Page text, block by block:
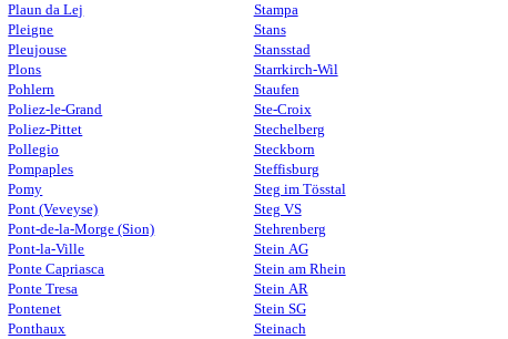
Plaun da Lej
Pleigne
Pleujouse
Plons
Pohlern
Poliez-le-Grand
Poliez-Pittet
Pollegio
Pompaples
Pomy
Pont (Veveyse)
Pont-de-la-Morge (Sion)
Pont-la-Ville
Ponte Capriasca
Ponte Tresa
Pontenet
Ponthaux
Stampa
Stans
Stansstad
Starrkirch-Wil
Staufen
Ste-Croix
Stechelberg
Steckborn
Steffisburg
Steg im Tösstal
Steg VS
Stehrenberg
Stein AG
Stein am Rhein
Stein AR
Stein SG
Steinach